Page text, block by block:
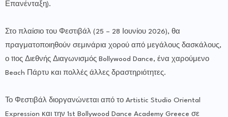
Επανένταξη).
Στο πλαίσιο του Φεστιβάλ (25 – 28 Ιουνίου 2026), θα
πραγματοποιηθούν σεμινάρια χορού από μεγάλους δασκάλους,
ο 11ος Διεθνής Διαγωνισμός Bollywood Dance, ένα χαρούμενο
Beach Πάρτυ και πολλές άλλες δραστηριότητες.
Το Φεστιβάλ διοργανώνεται από το Artistic Studio Oriental
Expression και την 1st Bollywood Dance Academy Greece σε